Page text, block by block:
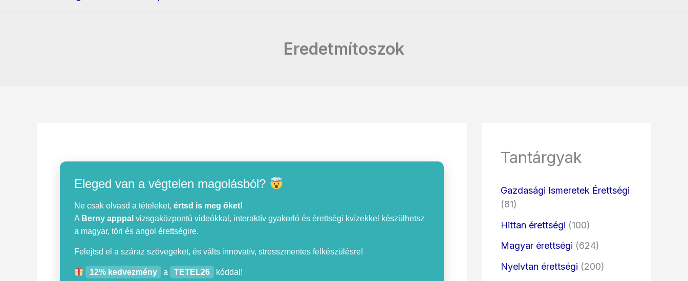
Eredetmítoszok
Eleged van a végtelen magolásból?
Ne csak olvasd a tételeket, értsd is meg őket!
A Berny apppal vizsgaközpontú videókkal, interaktív gyakorló és érettségi kvízekkel készülhetsz
a magyar, töri és angol érettségire.
Felejtsd el a száraz szövegeket, és válts innovatív, stresszmentes felkészülésre!
12% kedvezmény a TETEL26 kóddal!
Tantárgyak
Gazdasági Ismeretek Érettségi
(81)
Hittan érettségi (100)
Magyar érettségi (624)
Nyelvtan érettségi (200)